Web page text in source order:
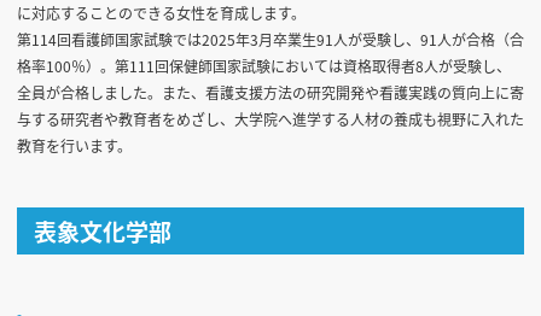
に対応することのできる女性を育成します。
第114回看護師国家試験では2025年3月卒業生91人が受験し、91人が合格（合
格率100％）。第111回保健師国家試験においては資格取得者8人が受験し、
全員が合格しました。また、看護支援方法の研究開発や看護実践の質向上に寄
与する研究者や教育者をめざし、大学院へ進学する人材の養成も視野に入れた
教育を行います。
表象文化学部